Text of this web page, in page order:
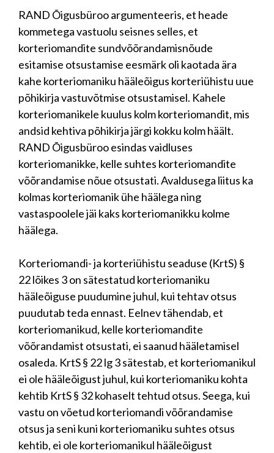
RAND Õigusbüroo argumenteeris, et heade
kommetega vastuolu seisnes selles, et
korteriomandite sundvõõrandamisnõude
esitamise otsustamise eesmärk oli kaotada ära
kahe korteriomaniku hääleõigus korteriühistu uue
põhikirja vastuvõtmise otsustamisel. Kahele
korteriomanikele kuulus kolm korteriomandit, mis
andsid kehtiva põhikirja järgi kokku kolm häält.
RAND Õigusbüroo esindas vaidluses
korteriomanikke, kelle suhtes korteriomandite
võõrandamise nõue otsustati. Avaldusega liitus ka
kolmas korteriomanik ühe häälega ning
vastaspoolele jäi kaks korteriomanikku kolme
häälega.
Korteriomandi- ja korteriühistu seaduse (KrtS) §
22 lõikes 3 on sätestatud korteriomaniku
hääleõiguse puudumine juhul, kui tehtav otsus
puudutab teda ennast. Eelnev tähendab, et
korteriomanikud, kelle korteriomandite
võõrandamist otsustati, ei saanud hääletamisel
osaleda. KrtS § 22 lg 3 sätestab, et korteriomanikul
ei ole hääleõigust juhul, kui korteriomaniku kohta
kehtib KrtS § 32 kohaselt tehtud otsus. Seega, kui
vastu on võetud korteriomandi võõrandamise
otsus ja seni kuni korteriomaniku suhtes otsus
kehtib, ei ole korteriomanikul hääleõigust